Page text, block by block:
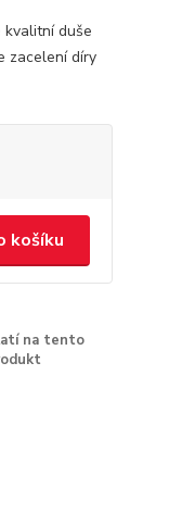
kvalitní duše
zacelení díry
košíku
na tento